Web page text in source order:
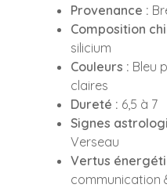
Provenance :
Composition
silicium
Couleurs : Bleu
claires
Dureté : 6,5 à 7
Signes
Verseau
Vertus
communication